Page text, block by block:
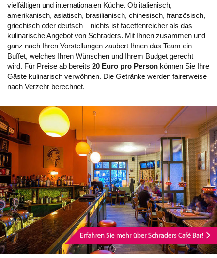
vielfältigen und internationalen Küche. Ob italienisch,
amerikanisch, asiatisch, brasilianisch, chinesisch, französisch,
griechisch oder deutsch – nichts ist facettenreicher als das
kulinarische Angebot von Schraders. Mit Ihnen zusammen und
ganz nach Ihren Vorstellungen zaubert Ihnen das Team ein
Buffet, welches Ihren Wünschen und Ihrem Budget gerecht
wird. Für Preise ab bereits 20 Euro pro Person können Sie Ihre
Gäste kulinarisch verwöhnen. Die Getränke werden fairerweise
nach Verzehr berechnet.